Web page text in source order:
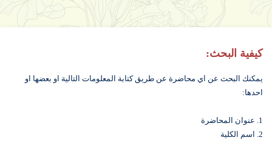
كيفية البحث:
يمكنك البحث عن اي محاضرة عن طريق كتابة المعلومات التالية او بعضها او
احدها:
1. عنوان المحاضرة
2. اسم الكلية